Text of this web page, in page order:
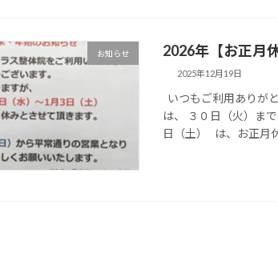
お知らせ 2026年【お正月
2025年12月19日
いつもご利用ありが
は、 ３０日（火）ま
日（土） は、お正月